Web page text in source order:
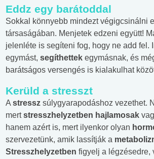
Eddz egy barátoddal
Sokkal könnyebb mindezt végigcsinálni
társaságában. Menjetek edzeni együtt!
jelenléte is segíteni fog, hogy ne add fel.
egymást, segíthettek egymásnak, és
barátságos versengés is kialakulhat
Kerüld a stresszt
A stressz súlygyarapodáshoz vezethet.
mertstresszhelyzetben hajlamosak
hanem azért is, mert ilyenkor olyan
szervezetünk, amik lassítják a
Stresszhelyzetben figyelj a légzésedre,